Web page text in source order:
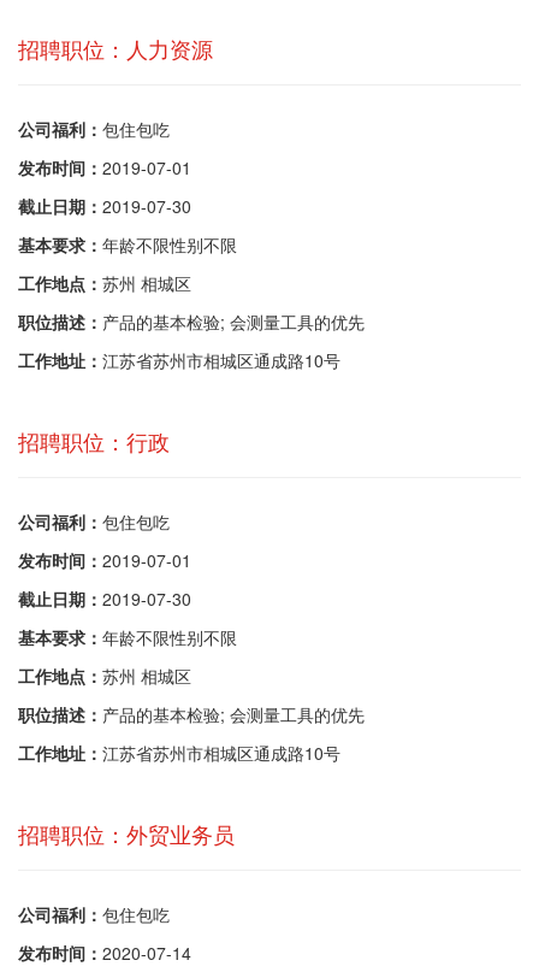
招聘职位：人力资源
公司福利： 包住包吃
发布时间： 2019-07-01
截止日期： 2019-07-30
基本要求： 年龄不限性别不限
工作地点： 苏州 相城区
职位描述： 产品的基本检验; 会测量工具的优先
工作地址： 江苏省苏州市相城区通成路10号
招聘职位：行政
公司福利： 包住包吃
发布时间： 2019-07-01
截止日期： 2019-07-30
基本要求： 年龄不限性别不限
工作地点： 苏州 相城区
职位描述： 产品的基本检验; 会测量工具的优先
工作地址： 江苏省苏州市相城区通成路10号
招聘职位：外贸业务员
公司福利： 包住包吃
发布时间： 2020-07-14